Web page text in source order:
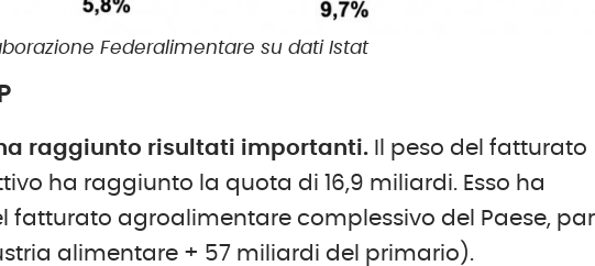
Federalimentare su dati Istat
raggiunto risultati importanti. Il peso del fatturato
ha raggiunto la quota di 16,9 miliardi. Esso ha
fatturato agroalimentare complessivo del Paese,
alimentare + 57 miliardi del primario).